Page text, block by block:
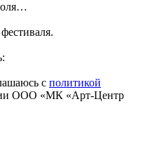
с политикой
ООО «МК «Арт-Центр